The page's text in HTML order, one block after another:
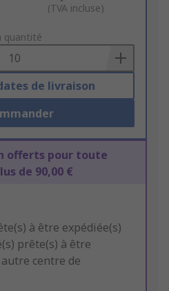
(TVA incluse)
quantité
de livraison
offerts pour toute
de 90,00 €
à être expédiée(s)
prête(s) à être
centre de